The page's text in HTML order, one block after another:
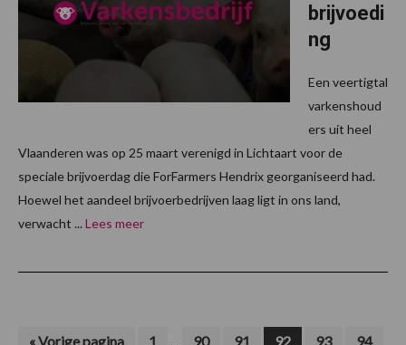
brijvoedi
ng
Een veertigtal
varkenshoud
ers uit heel
Vlaanderen was op 25 maart verenigd in Lichtaart voor de
speciale brijvoerdag die ForFarmers Hendrix georganiseerd had.
Hoewel het aandeel brijvoerbedrijven laag ligt in ons land,
verwacht ... Lees meer
«Ga
Vorige pagina Pagina
1
InterimPagina
90 Pagina
91 Pagina
92 Pagina
93 Pagina
94